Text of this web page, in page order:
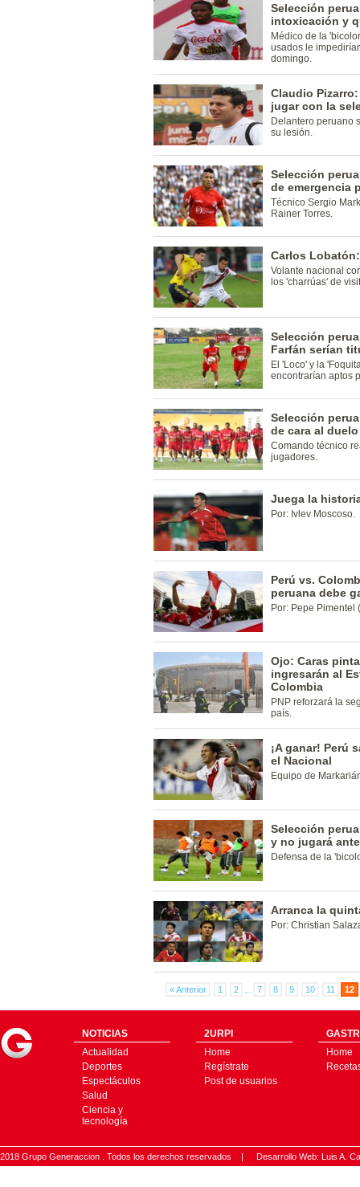
Selección
intoxicación y
Médico de la
usados le
domingo.
Claudio
jugar con la
Delantero peruano
su lesión.
Selección
de emergencia
Técnico Sergio
Rainer Torres.
Carlos
Volante nacional
los 'charrúas' de
Selección
Farfán serían
El 'Loco' y la
encontrarían aptos
Selección
de cara al
Comando técnico
jugadores.
Juega la
Por: Ivlev Moscoso.
Perú vs.
peruana debe
Por: Pepe Pimentel
Ojo: Caras
ingresarán al
Colombia
PNP reforzará la
país.
¡A ganar! Perú
el Nacional
Equipo de
Selección
y no jugará
Defensa de la
Arranca la
Por: Christian
« Anterior 1 2 7 8 9 10 11 12
NOTICIAS
Actualidad
Deportes
Espectáculos
Salud
Ciencia y
tecnología
2URPI
Home
Regístrate
Post de usuarios
Home
2018 Grupo Generaccion . Todos los derechos reservados | Desarrollo Web: Luis